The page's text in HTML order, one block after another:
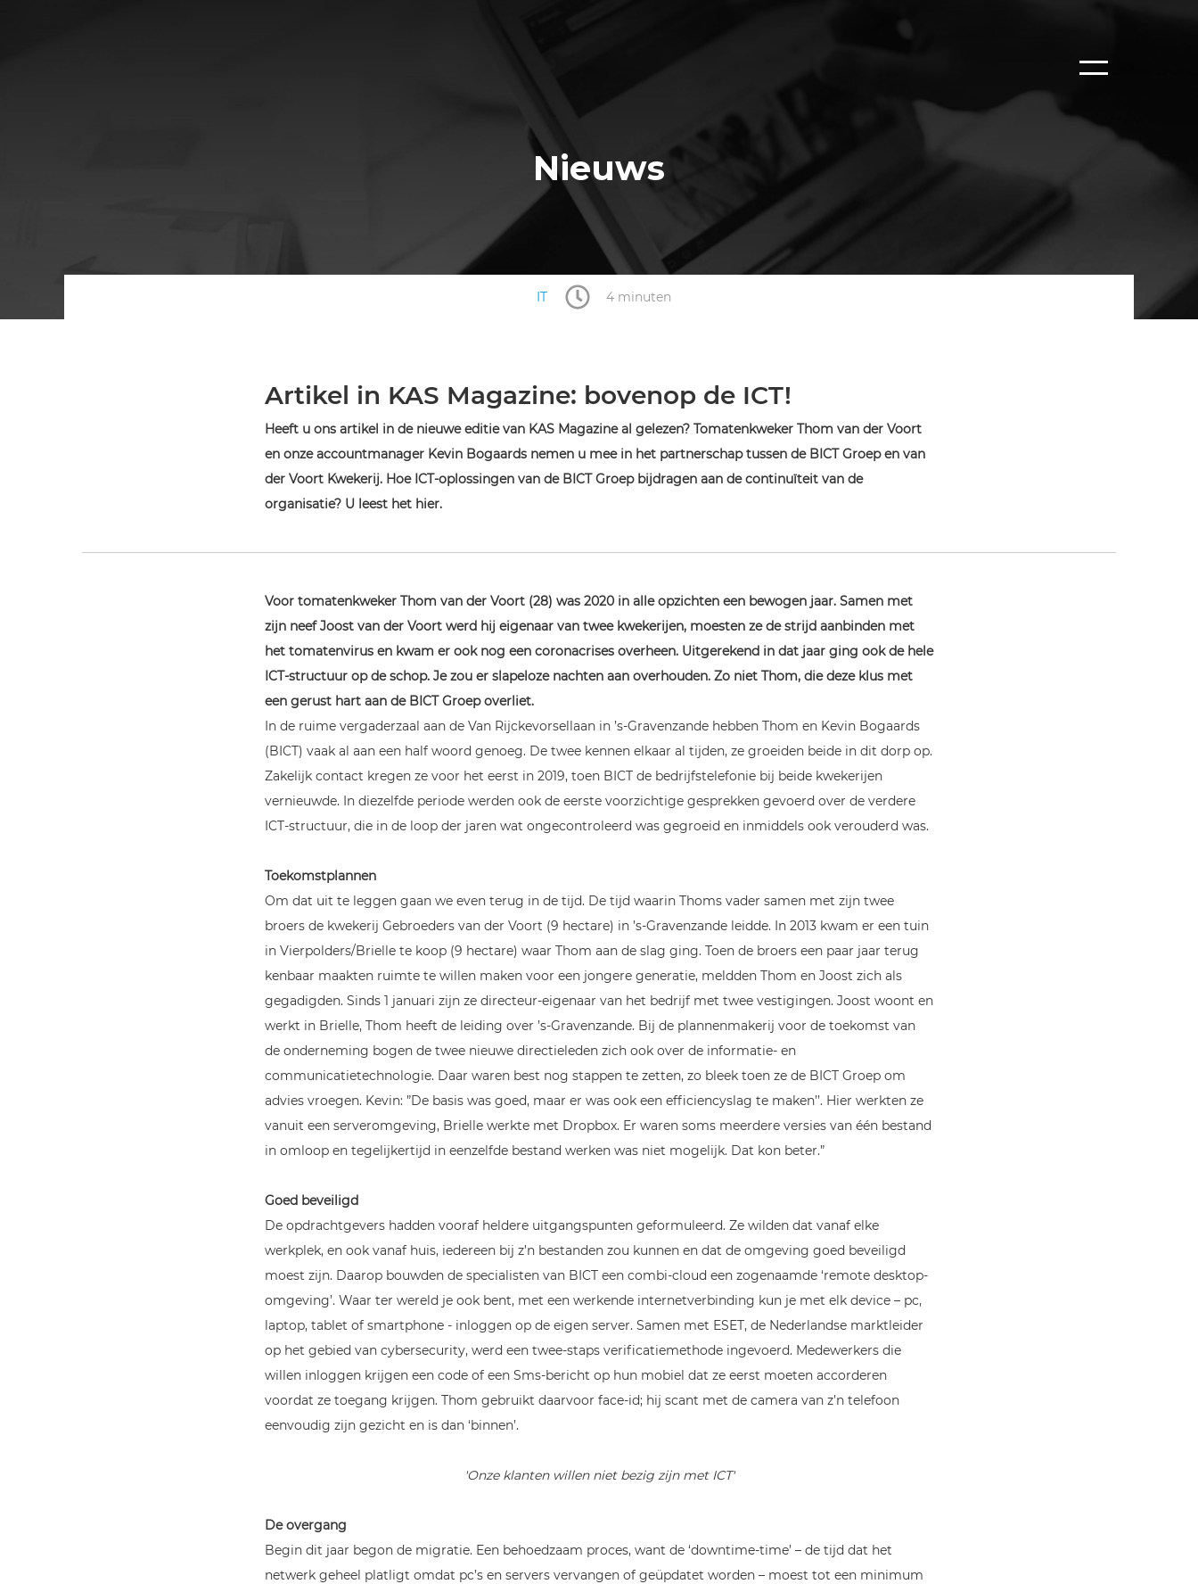
Nieuws
IT 4 minuten
Artikel in KAS Magazine: bovenop de ICT!
Heeft u ons artikel in de nieuwe editie van KAS Magazine al gelezen? Tomatenkweker Thom van der Voort
en onze accountmanager Kevin Bogaards nemen u mee in het partnerschap tussen de BICT Groep en van
der Voort Kwekerij. Hoe ICT-oplossingen van de BICT Groep bijdragen aan de continuïteit van de
organisatie? U leest het hier.
Voor tomatenkweker Thom van der Voort (28) was 2020 in alle opzichten een bewogen jaar. Samen met
zijn neef Joost van der Voort werd hij eigenaar van twee kwekerijen, moesten ze de strijd aanbinden met
het tomatenvirus en kwam er ook nog een coronacrises overheen. Uitgerekend in dat jaar ging ook de hele
ICT-structuur op de schop. Je zou er slapeloze nachten aan overhouden. Zo niet Thom, die deze klus met
een gerust hart aan de BICT Groep overliet.
In de ruime vergaderzaal aan de Van Rijckevorsellaan in ’s-Gravenzande hebben Thom en Kevin Bogaards
(BICT) vaak al aan een half woord genoeg. De twee kennen elkaar al tijden, ze groeiden beide in dit dorp op.
Zakelijk contact kregen ze voor het eerst in 2019, toen BICT de bedrijfstelefonie bij beide kwekerijen
vernieuwde. In diezelfde periode werden ook de eerste voorzichtige gesprekken gevoerd over de verdere
ICT-structuur, die in de loop der jaren wat ongecontroleerd was gegroeid en inmiddels ook verouderd was.
Toekomstplannen
Om dat uit te leggen gaan we even terug in de tijd. De tijd waarin Thoms vader samen met zijn twee
broers de kwekerij Gebroeders van der Voort (9 hectare) in ’s-Gravenzande leidde. In 2013 kwam er een tuin
in Vierpolders/Brielle te koop (9 hectare) waar Thom aan de slag ging. Toen de broers een paar jaar terug
kenbaar maakten ruimte te willen maken voor een jongere generatie, meldden Thom en Joost zich als
gegadigden. Sinds 1 januari zijn ze directeur-eigenaar van het bedrijf met twee vestigingen. Joost woont en
werkt in Brielle, Thom heeft de leiding over ’s-Gravenzande. Bij de plannenmakerij voor de toekomst van
de onderneming bogen de twee nieuwe directieleden zich ook over de informatie- en
communicatietechnologie. Daar waren best nog stappen te zetten, zo bleek toen ze de BICT Groep om
advies vroegen. Kevin: ”De basis was goed, maar er was ook een efficiencyslag te maken’’. Hier werkten ze
vanuit een serveromgeving, Brielle werkte met Dropbox. Er waren soms meerdere versies van één bestand
in omloop en tegelijkertijd in eenzelfde bestand werken was niet mogelijk. Dat kon beter.”
Goed beveiligd
De opdrachtgevers hadden vooraf heldere uitgangspunten geformuleerd. Ze wilden dat vanaf elke
werkplek, en ook vanaf huis, iedereen bij z’n bestanden zou kunnen en dat de omgeving goed beveiligd
moest zijn. Daarop bouwden de specialisten van BICT een combi-cloud een zogenaamde ‘remote desktop-
omgeving’. Waar ter wereld je ook bent, met een werkende internetverbinding kun je met elk device – pc,
laptop, tablet of smartphone - inloggen op de eigen server. Samen met ESET, de Nederlandse marktleider
op het gebied van cybersecurity, werd een twee-staps verificatiemethode ingevoerd. Medewerkers die
willen inloggen krijgen een code of een Sms-bericht op hun mobiel dat ze eerst moeten accorderen
voordat ze toegang krijgen. Thom gebruikt daarvoor face-id; hij scant met de camera van z’n telefoon
eenvoudig zijn gezicht en is dan ‘binnen’.
'Onze klanten willen niet bezig zijn met ICT'
De overgang
Begin dit jaar begon de migratie. Een behoedzaam proces, want de ‘downtime-time’ – de tijd dat het
netwerk geheel platligt omdat pc’s en servers vervangen of geüpdatet worden – moest tot een minimum